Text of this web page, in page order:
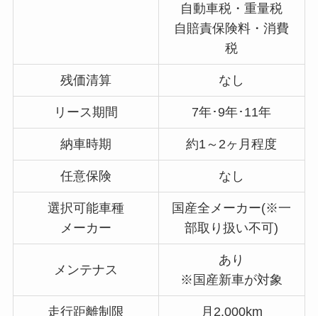
自動車税・重量税
自賠責保険料・消費
税
残価清算 なし
リース期間 7年･9年･11年
納車時期 約1～2ヶ月程度
任意保険 なし
選択可能車種
メーカー
国産全メーカー(※一
部取り扱い不可)
メンテナス
あり
※国産新車が対象
走行距離制限 月2,000km